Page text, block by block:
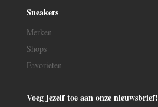
Sneakers
Merken
Shops
Favorieten
Voeg jezelf toe aan onze nieuwsbrief!